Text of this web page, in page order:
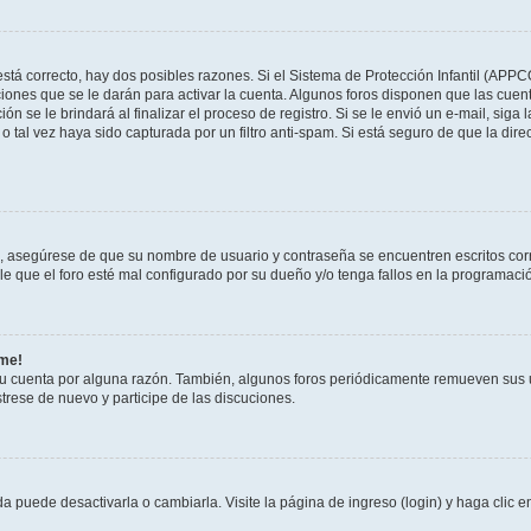
correcto, hay dos posibles razones. Si el Sistema de Protección Infantil
que se le darán para activar la cuenta. Algunos foros disponen que las
se le brindará al finalizar el proceso de registro. Si se le envió un e-mail,
tal vez haya sido capturada por un filtro anti-spam. Si está seguro de que la
de que su nombre de usuario y contraseña se encuentren escritos
que el foro esté mal configurado por su dueño y/o tenga fallos en la
por alguna razón. También, algunos foros periódicamente remueven
de nuevo y participe de las discuciones.
puede desactivarla o cambiarla. Visite la página de ingreso (login) y haga clic